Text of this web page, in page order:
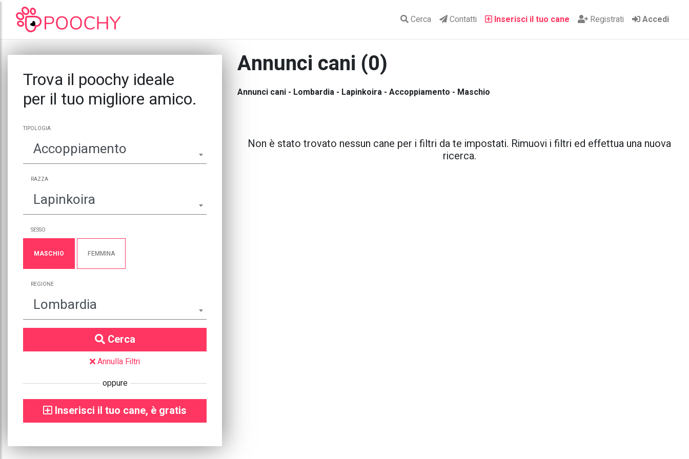
Cerca Contatti Inserisci il tuo cane Registrati Accedi
Trova il poochy ideale
per il tuo migliore amico.
TIPOLOGIA
Accoppiamento
RAZZA
Lapinkoira
SESSO
MASCHIO FEMMINA
REGIONE
Lombardia
Cerca
Annulla Filtri
oppure
Inserisci il tuo cane, è gratis
Annunci cani (0)
Annunci cani - Lombardia - Lapinkoira - Accoppiamento - Maschio
Non è stato trovato nessun cane per i filtri da te impostati. Rimuovi i filtri ed effettua una nuova
ricerca.